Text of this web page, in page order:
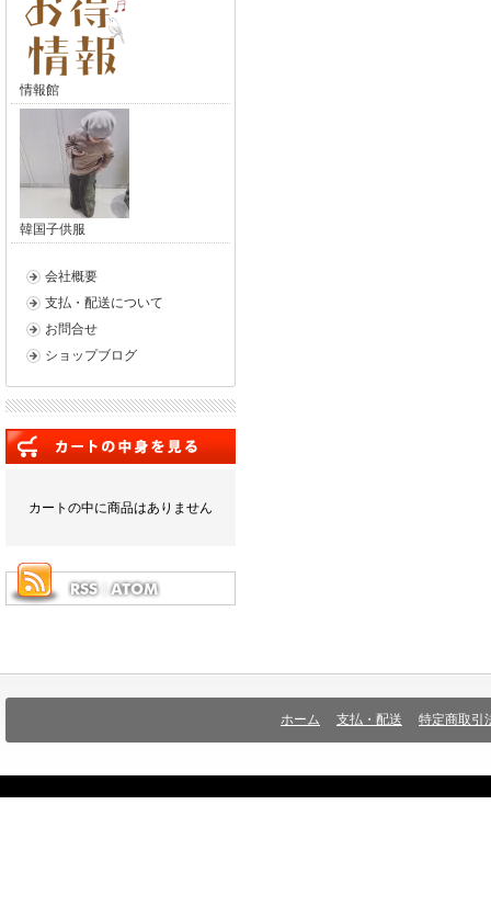
情報館
韓国子供服
会社概要
支払・配送について
お問合せ
ショップブログ
カートの中に商品はありません
ホーム 支払・配送 特定商取引